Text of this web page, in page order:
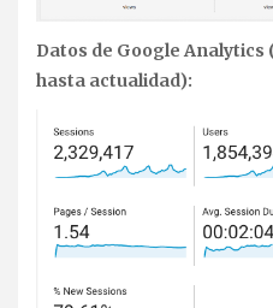
Datos de Google Analytics
hasta actualidad):